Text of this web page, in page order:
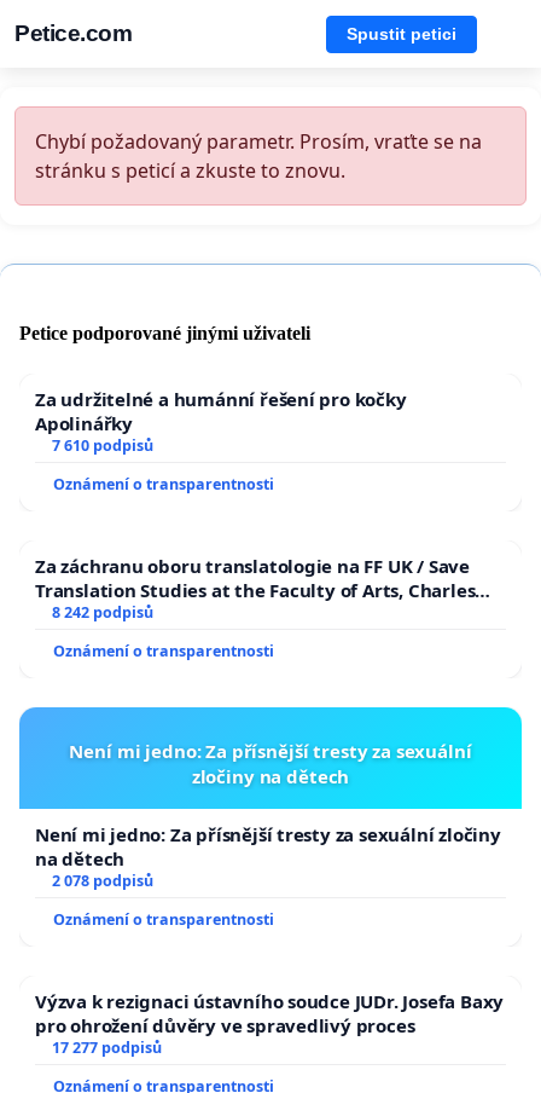
Petice.com Spustit petici
Chybí požadovaný parametr. Prosím, vraťte se na
stránku s peticí a zkuste to znovu.
Petice podporované jinými uživateli
Za udržitelné a humánní řešení pro kočky
Apolinářky
7 610 podpisů
Oznámení o transparentnosti
Za záchranu oboru translatologie na FF UK / Save
Translation Studies at the Faculty of Arts, Charles
University
8 242 podpisů
Oznámení o transparentnosti
Není mi jedno: Za přísnější tresty za sexuální
zločiny na dětech
Není mi jedno: Za přísnější tresty za sexuální zločiny
na dětech
2 078 podpisů
Oznámení o transparentnosti
Výzva k rezignaci ústavního soudce JUDr. Josefa Baxy
pro ohrožení důvěry ve spravedlivý proces
17 277 podpisů
Oznámení o transparentnosti